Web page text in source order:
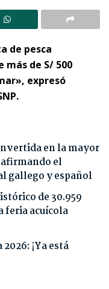
de pesca
de S/ 500
expresó
en la mayor
el
gallego y español
de 30.959
feria acuícola
¡Ya está